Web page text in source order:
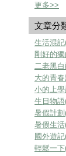
更多>>
文章分
生活混記
剛好的
二老黑
大的青
小的上
生日物語
暑假計劃
暑假生活
國外遊
輕鬆一下